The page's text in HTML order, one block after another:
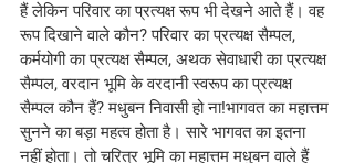
हैं लेकिन परिवार का प्रत्यक्ष रूप भी देखने आते हैं। वह
रूप दिखाने वाले कौन? परिवार का प्रत्यक्ष सैम्पल,
कर्मयोगी का प्रत्यक्ष सैम्पल, अथक सेवाधारी का प्रत्यक्ष
सैम्पल, वरदान भूमि के वरदानी स्वरूप का प्रत्यक्ष
सैम्पल कौन हैं? मधुबन निवासी हो ना!भागवत का महात्तम
सुनने का बड़ा महत्व होता है। सारे भागवत का इतना
नहीं होता। तो चरित्र भूमि का महात्तम मधुबन वाले हैं